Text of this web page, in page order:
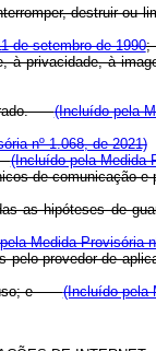
destruir
de setembro de 1990
privacidade, à
gerado.(Incluído pela
nº 1.068, de 2021)
(Incluído pela Medida
de comunicação
as hipóteses de
Medida Provisória
pelo provedor de
uso; e(Incluído pela